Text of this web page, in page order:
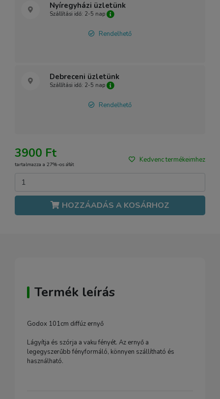
Nyíregyházi üzletünk
Szállítási idő: 2-5 nap
Rendelhető
Debreceni üzletünk
Szállítási idő: 2-5 nap
Rendelhető
3900 Ft
tartalmazza a 27%-os áfát
Kedvenc termékeimhez
HOZZÁADÁS A KOSÁRHOZ
Termék leírás
Godox 101cm diffúz ernyő
Lágyítja és szórja a vaku fényét. Az ernyő a
legegyszerűbb fényformáló, könnyen szállítható és
használható.